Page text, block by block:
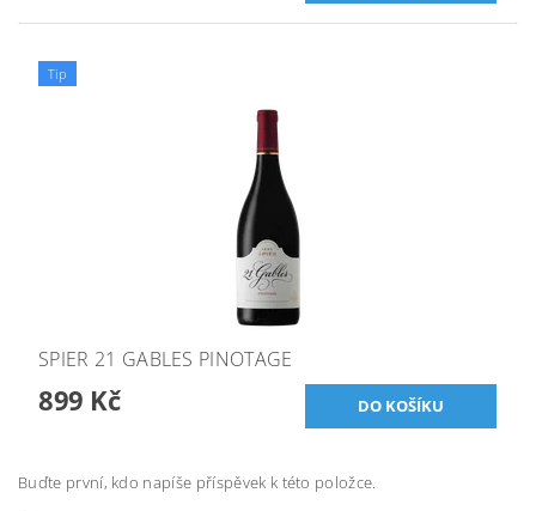
Tip
SPIER 21 GABLES PINOTAGE
899 Kč
Buďte první, kdo napíše příspěvek k této položce.